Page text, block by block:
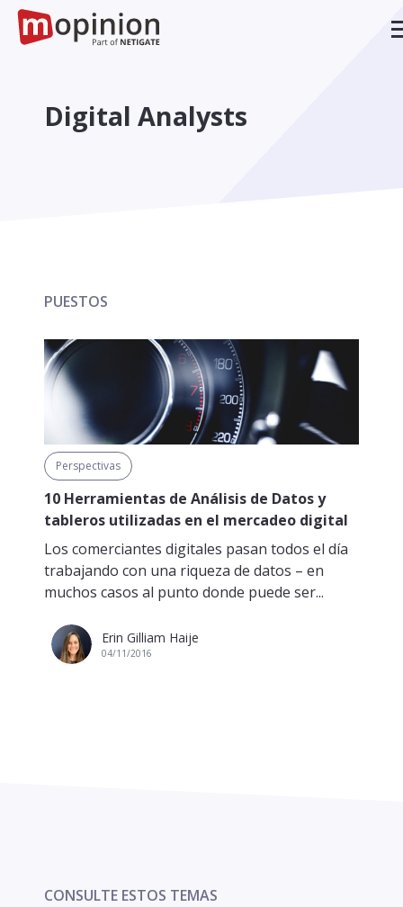
Digital Analysts
PUESTOS
Perspectivas
10 Herramientas de Análisis de Datos y
tableros utilizadas en el mercadeo digital
Los comerciantes digitales pasan todos el día
trabajando con una riqueza de datos – en
muchos casos al punto donde puede ser...
Erin Gilliam Haije
04/11/2016
CONSULTE ESTOS TEMAS